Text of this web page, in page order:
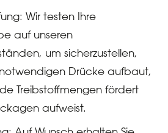
Wir testen Ihre
auf unseren
um sicherzustellen,
Drücke aufbaut,
Treibstoffmengen fördert
aufweist.